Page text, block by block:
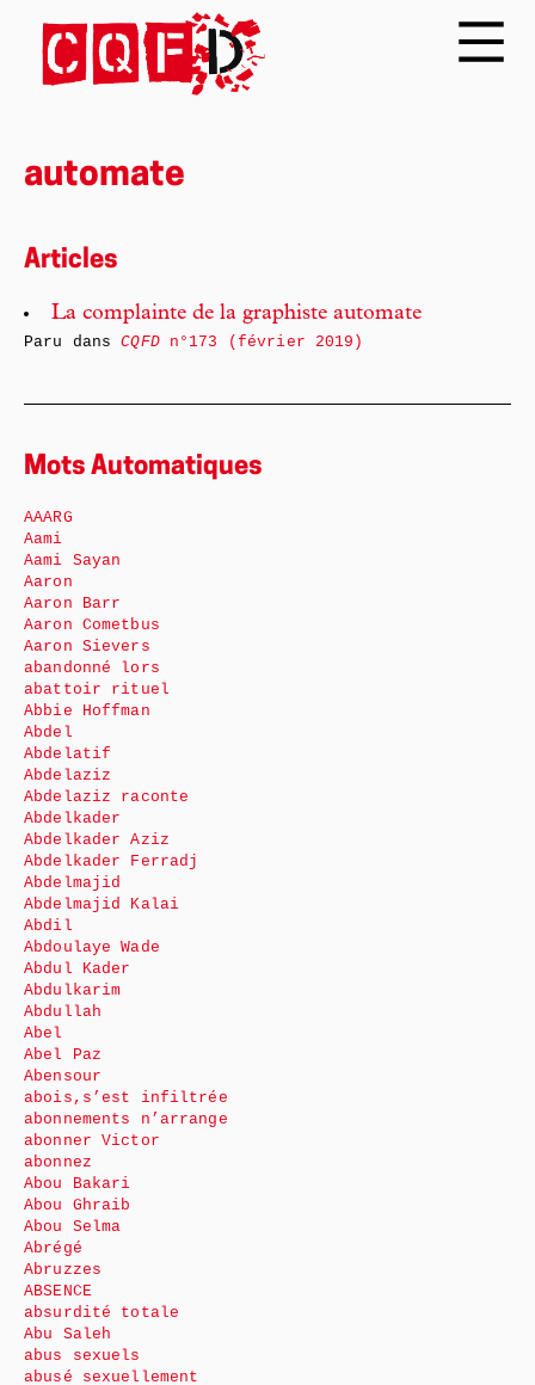
automate
Articles
La complainte de la graphiste automate
Paru dansCQFDn°173 (février 2019)
Mots Automatiques
AAARG
Aami
Aami Sayan
Aaron
Aaron Barr
Aaron Cometbus
Aaron Sievers
abandonné lors
abattoir rituel
Abbie Hoffman
Abdel
Abdelatif
Abdelaziz
Abdelaziz raconte
Abdelkader
Abdelkader Aziz
Abdelkader Ferradj
Abdelmajid
Abdelmajid Kalai
Abdil
Abdoulaye Wade
Abdul Kader
Abdulkarim
Abdullah
Abel
Abel Paz
Abensour
abois,s’est infiltrée
abonnements n’arrange
abonner Victor
abonnez
Abou Bakari
Abou Ghraib
Abou Selma
Abrégé
Abruzzes
ABSENCE
absurdité totale
Abu Saleh
abus sexuels
abusé sexuellement